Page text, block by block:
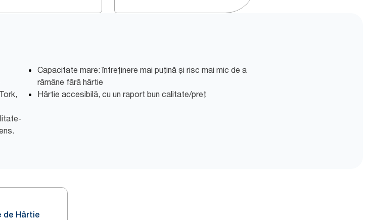
Capacitate mare: întreținere mai puțină și risc mai mic de a
rămâne fără hârtie
Hârtie accesibilă, cu un raport bun calitate/preț
de Hârtie